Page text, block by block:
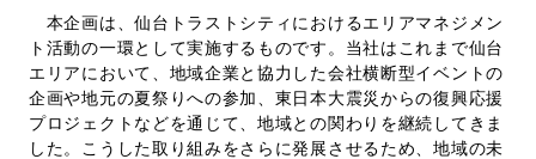
本企画は、仙台トラストシティにおけるエリアマネジメン
ト活動の一環として実施するものです。当社はこれまで仙台
エリアにおいて、地域企業と協力した会社横断型イベントの
企画や地元の夏祭りへの参加、東日本大震災からの復興応援
プロジェクトなどを通じて、地域との関わりを継続してきま
した。こうした取り組みをさらに発展させるため、地域の未